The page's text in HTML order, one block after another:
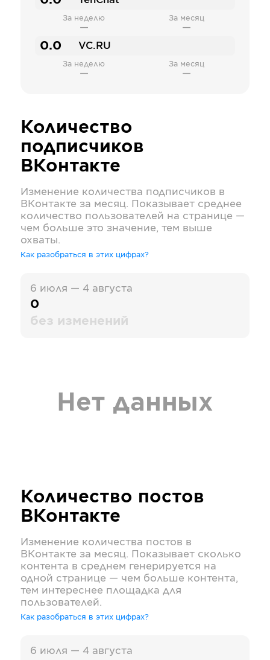
За неделю
—
За месяц
—
0.0 VC.RU
За неделю
—
За месяц
—
Количество
подписчиков
ВКонтакте
Изменение количества подписчиков в
ВКонтакте за месяц. Показывает среднее
количество пользователей на странице —
чем больше это значение, тем выше
охваты.
Как разобраться в этих цифрах?
6 июля — 4 августа
0
без изменений
Нет данных
Количество постов
ВКонтакте
Изменение количества постов в
ВКонтакте за месяц. Показывает сколько
контента в среднем генерируется на
одной странице — чем больше контента,
тем интереснее площадка для
пользователей.
Как разобраться в этих цифрах?
6 июля — 4 августа